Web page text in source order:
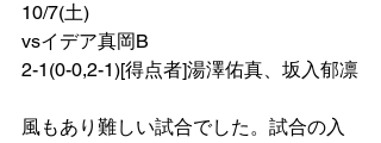
10/7(土)
vsイデア真岡B
2-1(0-0,2-1)[得点者]湯澤佑真、坂入郁凛
風もあり難しい試合でした。試合の入